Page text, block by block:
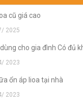
cũ giá cao
2025
cho gia đình Có đủ
2023
ổn áp lioa tại nhà
2023